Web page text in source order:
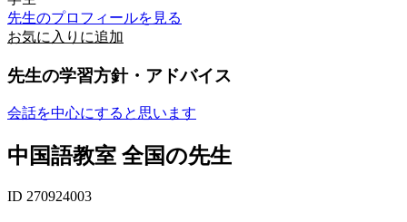
先生のプロフィールを見る
お気に入りに追加
先生の学習方針・アドバイス
会話を中心にすると思います
中国語教室 全国の先生
ID 270924003